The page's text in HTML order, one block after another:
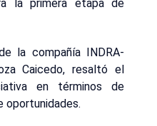
la primera etapa de
la compañía INDRA-
Caicedo, resaltó el
en términos de
oportunidades.